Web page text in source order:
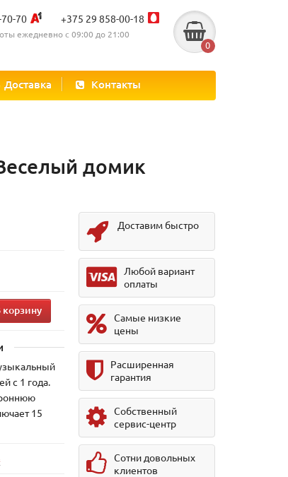
70 +375 29 858-00-18
ежедневно с 09:00 до 21:00
0
Доставка Контакты
домик
корзину
с 1 года.
15
Доставим быстро
Любой вариант
оплаты
Самые низкие
цены
Расширенная
гарантия
Собственный
сервис-центр
Сотни довольных
клиентов